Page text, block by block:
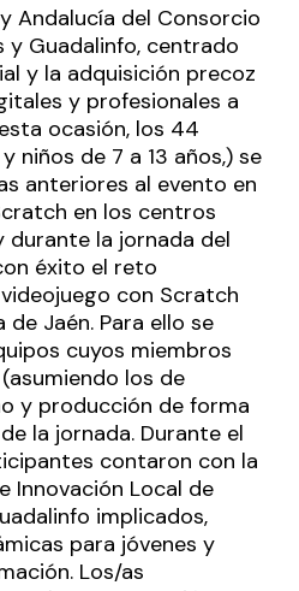
Andalucía del Consorcio
y Guadalinfo, centrado
y la adquisición precoz
y profesionales a
ocasión, los 44
niños de 7 a 13 años,) se
anteriores al evento en
en los centros
durante la jornada del
éxito el reto
con Scratch
Jaén. Para ello se
cuyos miembros
los de
y producción de forma
la jornada. Durante el
contaron con la
Innovación Local de
implicados,
para jóvenes y
Los/as